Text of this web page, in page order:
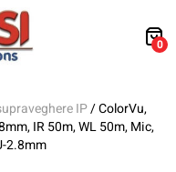
0
IP/ ColorVu,
IR 50m, WL 50m, Mic,
2.8mm